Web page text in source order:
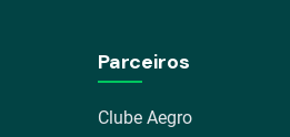
Parceiros
Clube Aegro